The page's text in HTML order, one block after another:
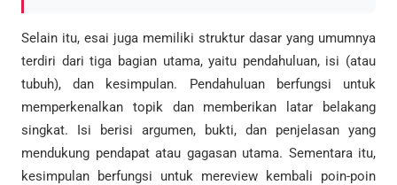
Selain itu, esai juga memiliki struktur dasar yang umumnya
terdiri dari tiga bagian utama, yaitu pendahuluan, isi (atau
tubuh), dan kesimpulan. Pendahuluan berfungsi untuk
memperkenalkan topik dan memberikan latar belakang
singkat. Isi berisi argumen, bukti, dan penjelasan yang
mendukung pendapat atau gagasan utama. Sementara itu,
kesimpulan berfungsi untuk mereview kembali poin-poin